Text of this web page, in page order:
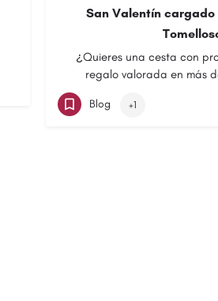
San Valentín cargado
¿Quieres una cesta con
regalo valorada en más
Blog +1